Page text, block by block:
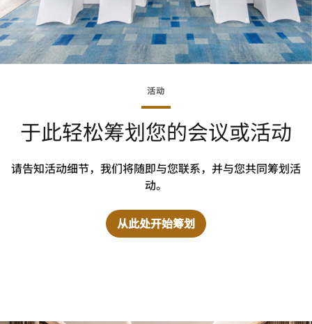
活动
于此轻松筹划您的会议或活动
请告知活动细节，我们将随即与您联系，并与您共同筹划活
动。
从此处开始筹划